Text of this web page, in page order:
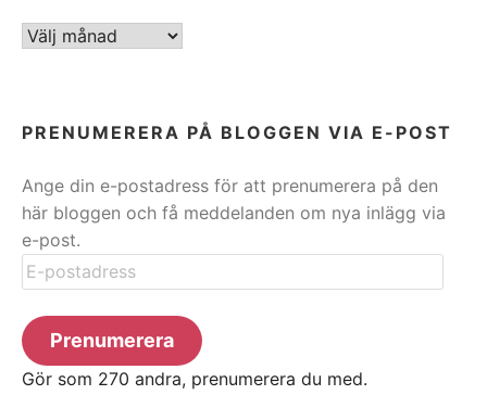
ARKIV
PRENUMERERA PÅ BLOGGEN VIA E-POST
Ange din e-postadress för att prenumerera på den
här bloggen och få meddelanden om nya inlägg via
e-post.
E-
postadress
Prenumerera
Gör som 270 andra, prenumerera du med.